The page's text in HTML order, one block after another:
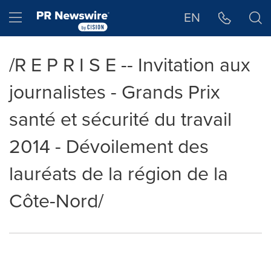
Hamburger menu EN
/R E P R I S E -- Invitation aux
journalistes - Grands Prix
santé et sécurité du travail
2014 - Dévoilement des
lauréats de la région de la
Côte-Nord/